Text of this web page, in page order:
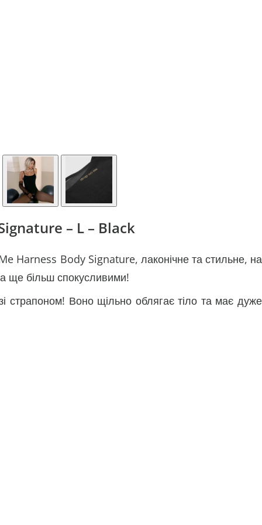
– L – Black
Harness Body Signature, лаконічне та стильне, на
ще більш спокусливими!
Воно щільно облягає тіло та має дуже